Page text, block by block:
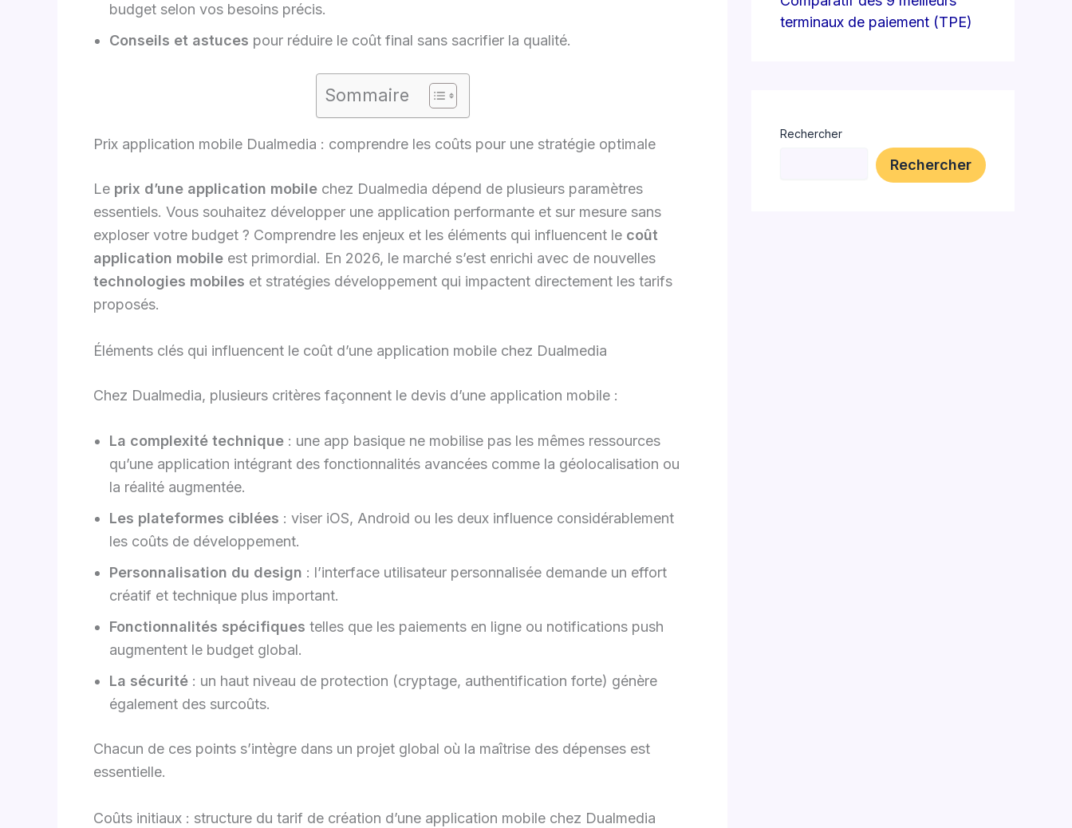
budget selon vos besoins précis.
Conseils et astuces pour réduire le coût final sans sacrifier la qualité.
Sommaire
Prix application mobile Dualmedia : comprendre les coûts pour une stratégie optimale
Le prix d’une application mobile chez Dualmedia dépend de plusieurs paramètres
essentiels. Vous souhaitez développer une application performante et sur mesure sans
exploser votre budget ? Comprendre les enjeux et les éléments qui influencent le coût
application mobile est primordial. En 2026, le marché s’est enrichi avec de nouvelles
technologies mobiles et stratégies développement qui impactent directement les tarifs
proposés.
Éléments clés qui influencent le coût d’une application mobile chez Dualmedia
Chez Dualmedia, plusieurs critères façonnent le devis d’une application mobile :
La complexité technique : une app basique ne mobilise pas les mêmes ressources
qu’une application intégrant des fonctionnalités avancées comme la géolocalisation ou
la réalité augmentée.
Les plateformes ciblées : viser iOS, Android ou les deux influence considérablement
les coûts de développement.
Personnalisation du design : l’interface utilisateur personnalisée demande un effort
créatif et technique plus important.
Fonctionnalités spécifiques telles que les paiements en ligne ou notifications push
augmentent le budget global.
La sécurité : un haut niveau de protection (cryptage, authentification forte) génère
également des surcoûts.
Chacun de ces points s’intègre dans un projet global où la maîtrise des dépenses est
essentielle.
Coûts initiaux : structure du tarif de création d’une application mobile chez Dualmedia
terminaux de paiement (TPE)
Rechercher
Rechercher